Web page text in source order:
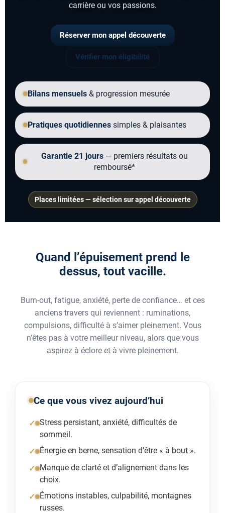
carrière ou vos passions.
Réserver mon appel découverte
Vérifier mon éligibilité
Bilans mensuels & progression mesurée
Pratiques quotidiennes simples & plaisantes
Garantie 21 jours — premiers résultats ou
remboursé*
Places limitées — sélection sur appel découverte
Quand l’épuisement prend le
dessus, tout vacille.
Burn-out, fatigue, anxiété, perte de confiance… et ces
anciens travers qui reviennent : ruminations,
compulsions, difficulté à s’aimer pleinement. Vous
n’êtes pas à votre meilleur niveau, alors que vous
aspirez à éclore et à vivre pleinement.
Ce que vous vivez aujourd’hui
Stress persistant, anxiété, difficultés de
sommeil.
Énergie en berne, sensation d’être « à bout ».
Manque de clarté et d’alignement dans les
choix.
Émotions instables, culpabilité, montagnes
russes.